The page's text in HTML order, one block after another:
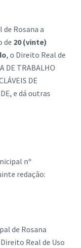
Rosana a
de 20 (vinte)
, o Direito Real de
DE TRABALHO
DE
e dá outras
nº
redação:
de Rosana
Real de Uso